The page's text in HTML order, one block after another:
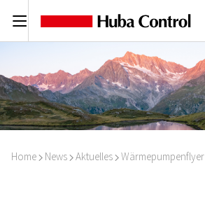
C
Home I News I Aktuelles I Wärmepumpenflyer